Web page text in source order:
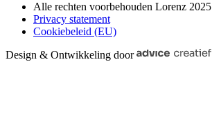
Alle rechten voorbehouden Lorenz 2025
Privacy statement
Cookiebeleid (EU)
Design & Ontwikkeling door